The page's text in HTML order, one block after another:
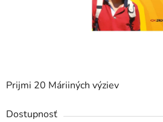
Prijmi 20 Máriiných výziev
Dostupnosť